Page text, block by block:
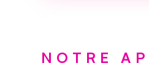
NOTRE